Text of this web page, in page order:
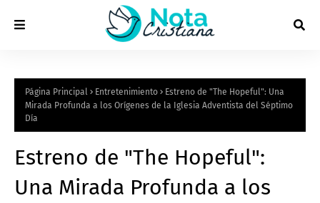
Página Principal Entretenimiento
Estreno de "The Hopeful": Una
Mirada Profunda a los Orígenes de la Iglesia Adventista del Séptimo
Día
Estreno de "The Hopeful":
Una Mirada Profunda a los